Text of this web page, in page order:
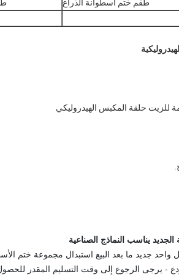
طقم ختم اسطوانة الذراع
للزيت حلقة المكبس الهيدروليكي
واحد جديد ما بعد البيع استبدال مجموعة ختم
- يرجى الرجوع إلى وقت التسليم المقدر